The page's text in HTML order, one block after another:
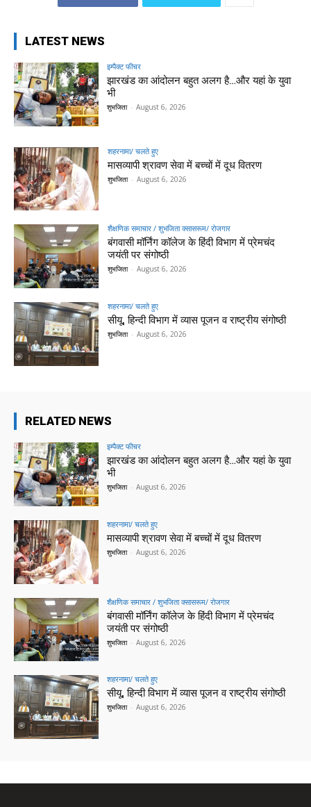
LATEST NEWS
इम्पैक्ट फीचर
झारखंड का आंदोलन बहुत अलग है…और यहां के युवा
भी
शुभजिता - August 6, 2026
शहरनामा/ चलते हुए
मासव्यापी श्रावण सेवा में बच्चों में दूध वितरण
शुभजिता - August 6, 2026
शैक्षणिक समाचार / शुभजिता क्सासरूम/ रोजगार
बंगवासी मॉर्निंग कॉलेज के हिंदी विभाग में प्रेमचंद
जयंती पर संगोष्ठी
शुभजिता - August 6, 2026
शहरनामा/ चलते हुए
सीयू, हिन्दी विभाग में व्यास पूजन व राष्ट्रीय संगोष्ठी
शुभजिता - August 6, 2026
RELATED NEWS
इम्पैक्ट फीचर
झारखंड का आंदोलन बहुत अलग है…और यहां के युवा
भी
शुभजिता - August 6, 2026
शहरनामा/ चलते हुए
मासव्यापी श्रावण सेवा में बच्चों में दूध वितरण
शुभजिता - August 6, 2026
शैक्षणिक समाचार / शुभजिता क्सासरूम/ रोजगार
बंगवासी मॉर्निंग कॉलेज के हिंदी विभाग में प्रेमचंद
जयंती पर संगोष्ठी
शुभजिता - August 6, 2026
शहरनामा/ चलते हुए
सीयू, हिन्दी विभाग में व्यास पूजन व राष्ट्रीय संगोष्ठी
शुभजिता - August 6, 2026